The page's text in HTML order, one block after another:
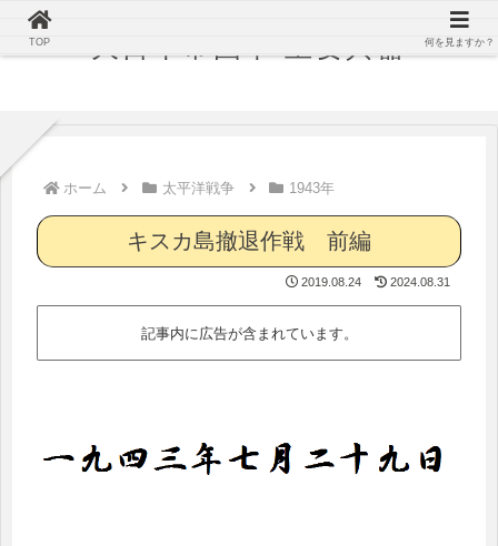
ホーム 太平洋戦争 1943年
キスカ島撤退作戦 前編
2019.08.24 2024.08.31
記事内に広告が含まれています。
TOP 何を見ますか？